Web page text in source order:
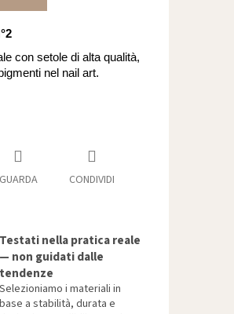
con setole di alta qualità,
nel nail art.
GUARDA CONDIVIDI
Testati nella pratica reale
— non guidati dalle
tendenze
Selezioniamo i materiali in
base a stabilità, durata e